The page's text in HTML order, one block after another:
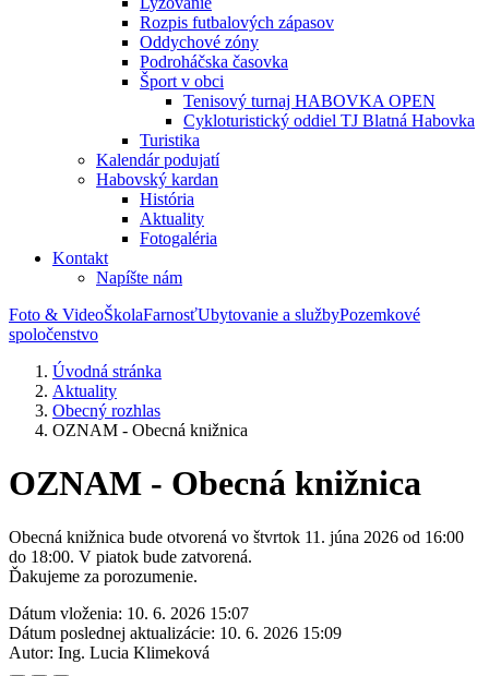
Rozpis futbalových zápasov
Oddychové zóny
Podroháčska časovka
Šport v obci
Tenisový turnaj HABOVKA OPEN
Cykloturistický oddiel TJ Blatná Habovka
Turistika
Kalendár podujatí
Habovský kardan
História
Aktuality
Fotogaléria
Kontakt
Napíšte nám
Foto & VideoŠkolaFarnosťUbytovanie a službyPozemkové
spoločenstvo
Úvodná stránka
Aktuality
Obecný rozhlas
OZNAM - Obecná knižnica
OZNAM - Obecná knižnica
Obecná knižnica bude otvorená vo štvrtok 11. júna 2026 od 16:00
do 18:00. V piatok bude zatvorená.
Ďakujeme za porozumenie.
Dátum vloženia: 10. 6. 2026 15:07
Dátum poslednej aktualizácie: 10. 6. 2026 15:09
Autor: Ing. Lucia Klimeková